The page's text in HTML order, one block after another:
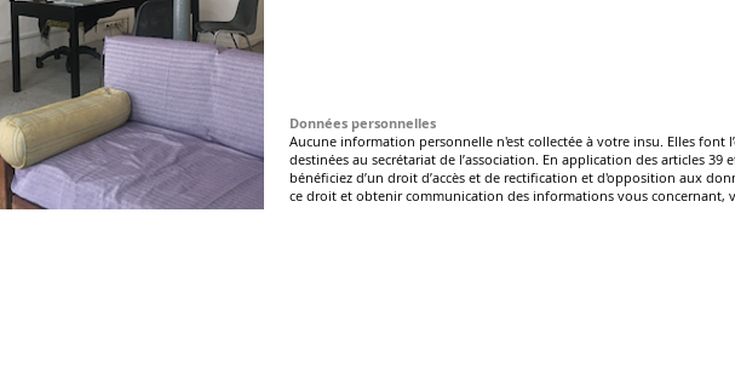
Données personnelles
Aucune information personnelle n'est collectée à votre insu. Elles font
destinées au secrétariat de l’association. En application des articles
bénéficiez d’un droit d’accès et de rectification et d'opposition aux
ce droit et obtenir communication des informations vous concernant,